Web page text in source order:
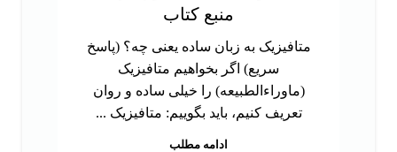
منبع کتاب
متافیزیک به زبان ساده یعنی چه؟ (پاسخ
سریع) اگر بخواهیم متافیزیک
(ماوراءالطبیعه) را خیلی ساده و روان
تعریف کنیم، باید بگوییم: متافیزیک ...
ادامه مطلب